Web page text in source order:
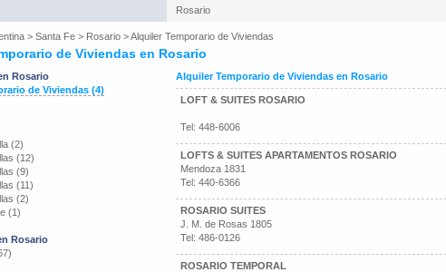
Rosario
> Santa Fe > Rosario >Alquiler Temporario de Viviendas
de Viviendas en Rosario
Rosario
de Viviendas (4)
(2)
(12)
(9)
(11)
(2)
(1)
Rosario
Alquiler Temporario de Viviendas en Rosario
LOFT & SUITES ROSARIO
Tel: 448-6006
LOFTS & SUITES APARTAMENTOS ROSARIO
Mendoza 1831
Tel: 440-6366
ROSARIO SUITES
J. M. de Rosas 1805
Tel: 486-0126
ROSARIO TEMPORAL